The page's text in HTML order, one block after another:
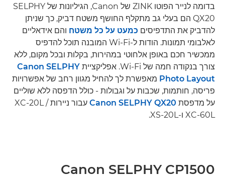
בדומה לנייר הפוטו ZINK של Canon, הגיליונות של SELPHY
QX20 הם בעלי גב מתקלף החושף משטח דביק, כך שניתן
להדביק את התדפיסים כמעט על כל משטח והם אידאליים
לאלבומי תמונות. הודות ל-Wi-Fi המובנה תוכל להדפיס
ממכשיר חכם באופן אלחוטי במהירות, בקלות ובכל מקום, ללא
צורך בנקודה חמה של Wi-Fi. אפליקציית
Canon SELPHY
Photo Layout מאפשרת לך להחיל מגוון רחב של אפשרויות
פריסה, חותמות, שכבות על וגבולות - כולל הדפסה ללא שוליים
על מדפסת Canon SELPHY QX20
עבור ניירות XC-20L /
XC-60L ו-XS-20L.
Canon SELPHY CP1500